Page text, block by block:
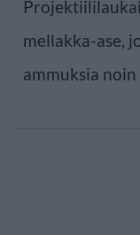
mellakka-ase,
ammuksia